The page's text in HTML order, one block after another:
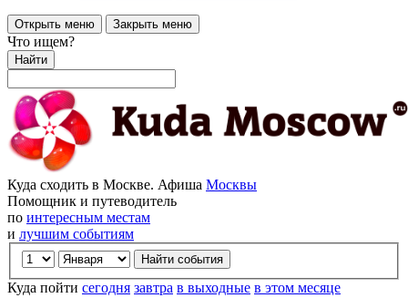
Открыть меню Закрыть меню
Что ищем?
Найти
Куда сходить в Москве. Афиша Москвы
Помощник и путеводитель
по интересным местам
и лучшим событиям
Куда пойти сегодня завтра в выходные в этом месяце